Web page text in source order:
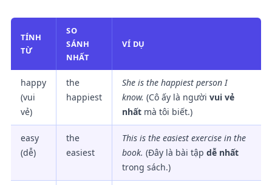
TÍNH
TỪ
SO
SÁNH
NHẤT
VÍ DỤ
happy
(vui
vẻ)
the
happiest
She is the happiest person I
know. (Cô ấy là người vui vẻ
nhất mà tôi biết.)
easy
(dễ)
the
easiest
This is the easiest exercise in the
book. (Đây là bài tập dễ nhất
trong sách.)